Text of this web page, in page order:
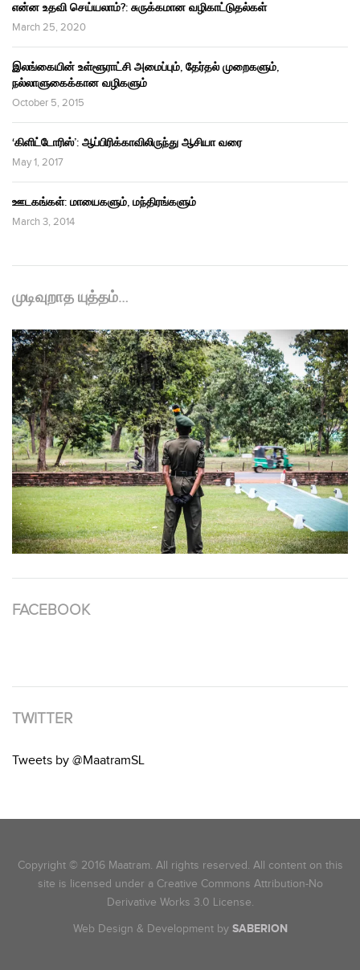
என்ன உதவி செய்யலாம்?: சுருக்கமான வழிகாட்டுதல்கள்
March 25, 2020
இலங்கையின் உள்ளூராட்சி அமைப்பும், தேர்தல் முறைகளும்,
நல்லாளுகைக்கான வழிகளும்
October 5, 2015
‘கிளிட்டோரிஸ்’: ஆப்பிரிக்காவிலிருந்து ஆசியா வரை
May 1, 2017
ஊடகங்கள்: மாயைகளும், மந்திரங்களும்
March 3, 2014
முடிவுறாத யுத்தம்…
FACEBOOK
TWITTER
Tweets by @MaatramSL
Copyright © 2016 Maatram. All rights reserved. All content on this
site is licensed under a Creative Commons Attribution-No
Derivative Works 3.0 License.
Web Design & Development by SABERION